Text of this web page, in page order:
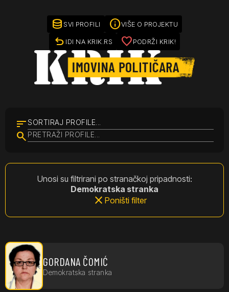
database SVI PROFILI infoVIŠE O PROJEKTU
undo IDI NA KRIK.RS favoritePODRŽI KRIK!
sortSORTIRAJ PROFILE...
search
Unosi su filtrirani po stranačkoj pripadnosti:
Demokratska stranka
close Poništi filter
GORDANA ČOMIĆ
Demokratska stranka